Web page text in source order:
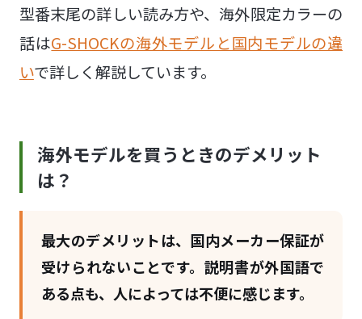
型番末尾の詳しい読み方や、海外限定カラーの
話はG-SHOCKの海外モデルと国内モデルの違
いで詳しく解説しています。
海外モデルを買うときのデメリット
は？
最大のデメリットは、国内メーカー保証が
受けられないことです。説明書が外国語で
ある点も、人によっては不便に感じます。